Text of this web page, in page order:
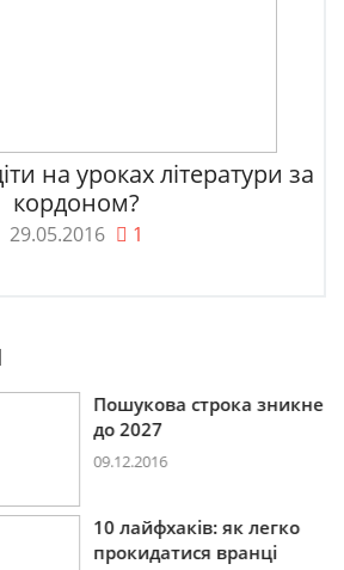
на уроках літератури за
кордоном?
29.05.2016 1
Пошукова строка зникне
10 лайфхаків: як легко
прокидатися вранці